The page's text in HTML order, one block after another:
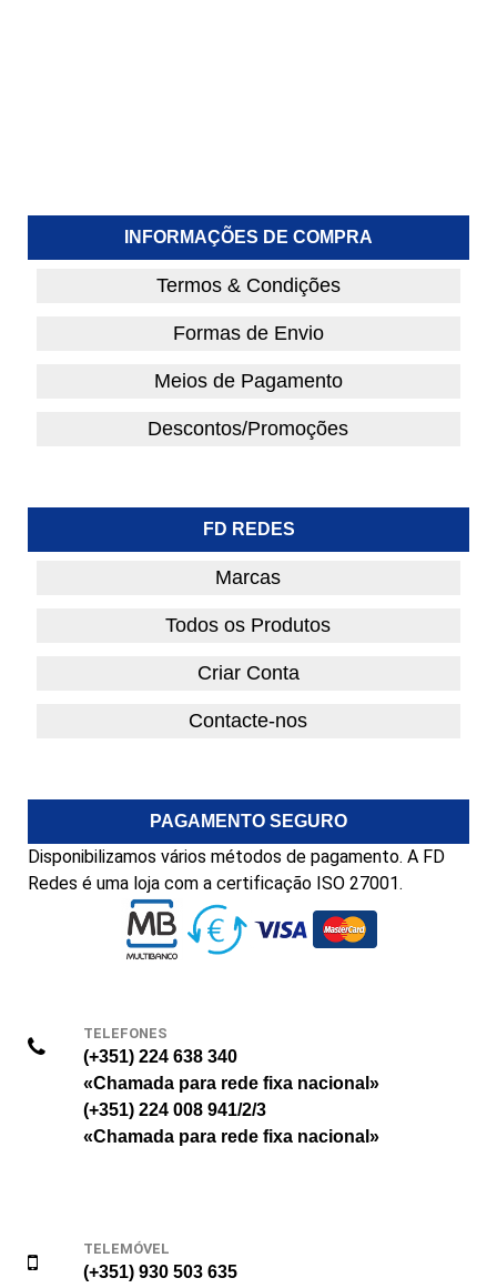
INFORMAÇÕES DE COMPRA
Termos & Condições
Formas de Envio
Meios de Pagamento
Descontos/Promoções
FD REDES
Marcas
Todos os Produtos
Criar Conta
Contacte-nos
PAGAMENTO SEGURO
Disponibilizamos vários métodos de pagamento. A FD
Redes é uma loja com a certificação ISO 27001.
TELEFONES
(+351) 224 638 340
«Chamada para rede fixa nacional»
(+351) 224 008 941/2/3
«Chamada para rede fixa nacional»
TELEMÓVEL
(+351) 930 503 635